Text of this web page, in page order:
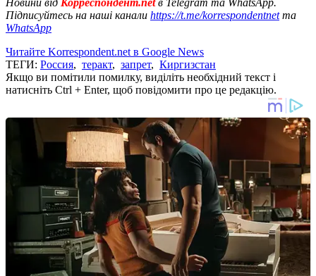
Підписуйтесь на наші канали https://t.me/korrespondentnetта
WhatsApp
Читайте Korrespondent.net в Google News
ТЕГИ: Россия, теракт, запрет, Киргизстан
Якщо ви помітили помилку, виділіть необхідний текст і
натисніть Ctrl + Enter, щоб повідомити про це редакцію.